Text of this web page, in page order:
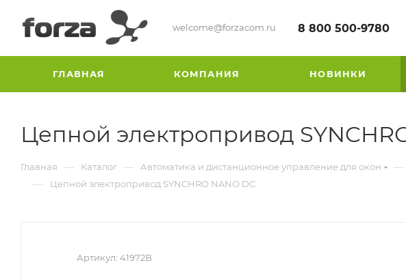
welcome@forzacom.ru 8 800 500-9780
ГЛАВНАЯ КОМПАНИЯ НОВИНКИ
Цепной электропривод
Главная — Каталог — Автоматика и дистанционное управление для окон —
— Цепной электропривод SYNCHRO NANO DC
Артикул: 41972B